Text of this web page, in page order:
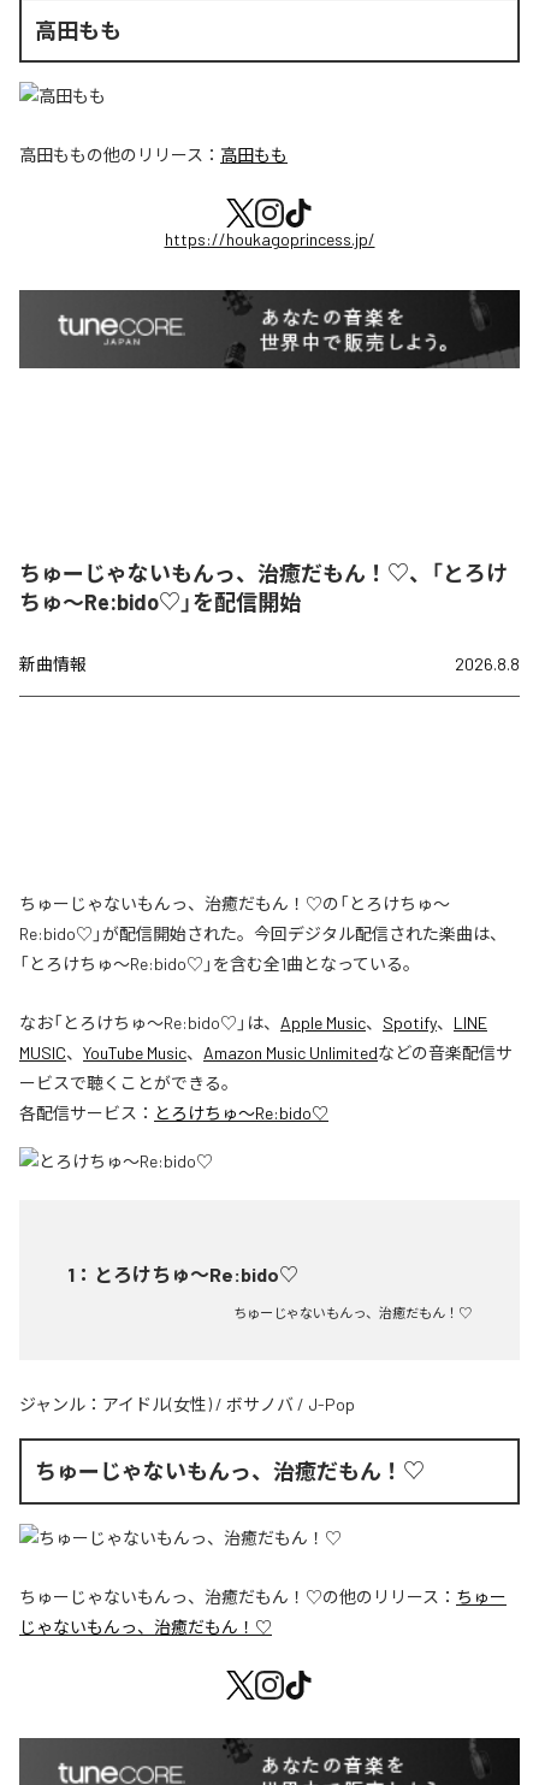
高田もも
高田ももの他のリリース： 高田もも
https://houkagoprincess.jp/
ちゅーじゃないもんっ、治癒だもん！♡、「とろけ
ちゅ〜Re:bido♡」を配信開始
新曲情報 2026.8.8
ちゅーじゃないもんっ、治癒だもん！♡の「とろけちゅ〜
Re:bido♡」が配信開始された。今回デジタル配信された楽曲は、
「とろけちゅ〜Re:bido♡」を含む全1曲となっている。
なお「とろけちゅ〜Re:bido♡ 」は、 Apple Music、 Spotify、 LINE
MUSIC、 YouTube Music、 Amazon Music Unlimitedなどの音楽配信サ
ービスで聴くことができる。
各配信サービス： とろけちゅ〜Re:bido♡
1 ： とろけちゅ〜Re:bido♡
ちゅーじゃないもんっ、治癒だもん！♡
ジャンル： アイドル(女性) / ボサノバ / J-Pop
ちゅーじゃないもんっ、治癒だもん！♡
ちゅーじゃないもんっ、治癒だもん！♡の他のリリース： ちゅー
じゃないもんっ、治癒だもん！♡